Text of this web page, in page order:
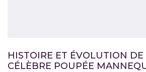
HISTOIRE ET ÉVOLUTION DE
CÉLÈBRE POUPÉE